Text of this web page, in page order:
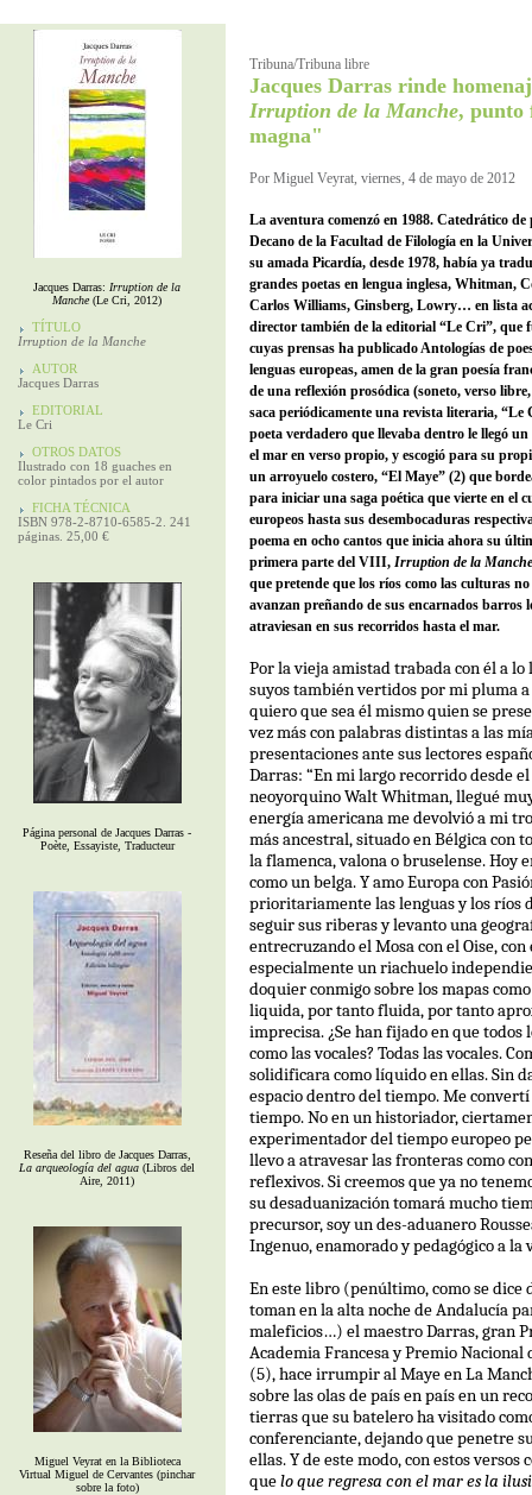
Jacques Darras: Irruption de la
Manche(Le Cri, 2012)
TÍTULO
Irruption de la Manche
AUTOR
Jacques Darras
EDITORIAL
Le Cri
OTROS DATOS
Ilustrado con 18 guaches en
color pintados por el autor
FICHA TÉCNICA
ISBN 978-2-8710-6585-2. 241
páginas. 25,00 €
Página personal de Jacques Darras -
Poète, Essayiste, Traducteur
Reseña del libro de Jacques Darras,
La arqueología del agua (Libros del
Aire, 2011)
Miguel Veyrat en la Biblioteca
Virtual Miguel de Cervantes (pinchar
sobre la foto)
Tribuna/Tribuna libre
Jacques Darras rinde
Irruption de la Manche, punto
magna"
Por Miguel Veyrat, viernes, 4 de mayo de 2012
La aventura comenzó en 1988. Catedrático de
Decano de la Facultad de Filología en la
su amada Picardía, desde 1978, había ya
grandes poetas en lengua inglesa, Whitman,
Carlos Williams, Ginsberg, Lowry… en lista
director también de la editorial “Le Cri”, que
cuyas prensas ha publicado Antologías de
lenguas europeas, amen de la gran poesía
de una reflexión prosódica (soneto, verso
saca periódicamente una revista literaria, “Le
poeta verdadero que llevaba dentro le llegó
el mar en verso propio, y escogió para su
un arroyuelo costero, “El Maye” (2) que
para iniciar una saga poética que vierte en el
europeos hasta sus desembocaduras
poema en ocho cantos que inicia ahora su
primera parte del VIII, Irruption de la Manche
que pretende que los ríos como las culturas
avanzan preñando de sus encarnados barros
atraviesan en sus recorridos hasta el mar.
Por la vieja amistad trabada con él a lo
suyos también vertidos por mi pluma
quiero que sea él mismo quien se
vez más con palabras distintas a las
presentaciones ante sus lectores
Darras: “En mi largo recorrido desde
neoyorquino Walt Whitman, llegué
energía americana me devolvió a mi
más ancestral, situado en Bélgica con
la flamenca, valona o bruselense. Hoy
como un belga. Y amo Europa con
prioritariamente las lenguas y los ríos
seguir sus riberas y levanto una
entrecruzando el Mosa con el Oise,
especialmente un riachuelo
doquier conmigo sobre los mapas
liquida, por tanto fluida, por tanto
imprecisa. ¿Se han fijado en que todos
como las vocales? Todas las vocales.
solidificara como líquido en ellas. Sin
espacio dentro del tiempo. Me
tiempo. No en un historiador,
experimentador del tiempo europeo
llevo a atravesar las fronteras como
reflexivos. Si creemos que ya no
su desaduanización tomará mucho
precursor, soy un des-aduanero
Ingenuo, enamorado y pedagógico a la
En este libro (penúltimo, como se dice
toman en la alta noche de Andalucía
maleficios…) el maestro Darras, gran
Academia Francesa y Premio
(5), hace irrumpir al Maye en La
sobre las olas de país en país en un
tierras que su batelero ha visitado
conferenciante, dejando que penetre
ellas. Y de este modo, con estos versos
quelo que regresa con el mar es la